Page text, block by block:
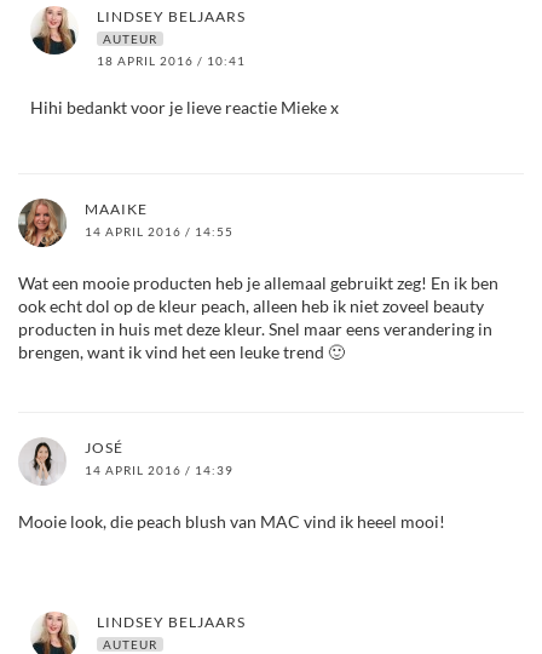
LINDSEY BELJAARS
AUTEUR
18 APRIL 2016 / 10:41
Hihi bedankt voor je lieve reactie Mieke x
MAAIKE
14 APRIL 2016 / 14:55
Wat een mooie producten heb je allemaal gebruikt zeg! En ik ben
ook echt dol op de kleur peach, alleen heb ik niet zoveel beauty
producten in huis met deze kleur. Snel maar eens verandering in
brengen, want ik vind het een leuke trend 🙂
JOSÉ
14 APRIL 2016 / 14:39
Mooie look, die peach blush van MAC vind ik heeel mooi!
LINDSEY BELJAARS
AUTEUR